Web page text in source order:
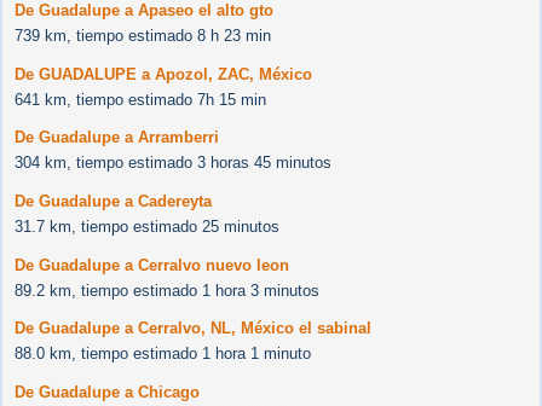
De Guadalupe a Apaseo el alto gto
739 km, tiempo estimado 8 h 23 min
De GUADALUPE a Apozol, ZAC, México
641 km, tiempo estimado 7h 15 min
De Guadalupe a Arramberri
304 km, tiempo estimado 3 horas 45 minutos
De Guadalupe a Cadereyta
31.7 km, tiempo estimado 25 minutos
De Guadalupe a Cerralvo nuevo leon
89.2 km, tiempo estimado 1 hora 3 minutos
De Guadalupe a Cerralvo, NL, México el sabinal
88.0 km, tiempo estimado 1 hora 1 minuto
De Guadalupe a Chicago